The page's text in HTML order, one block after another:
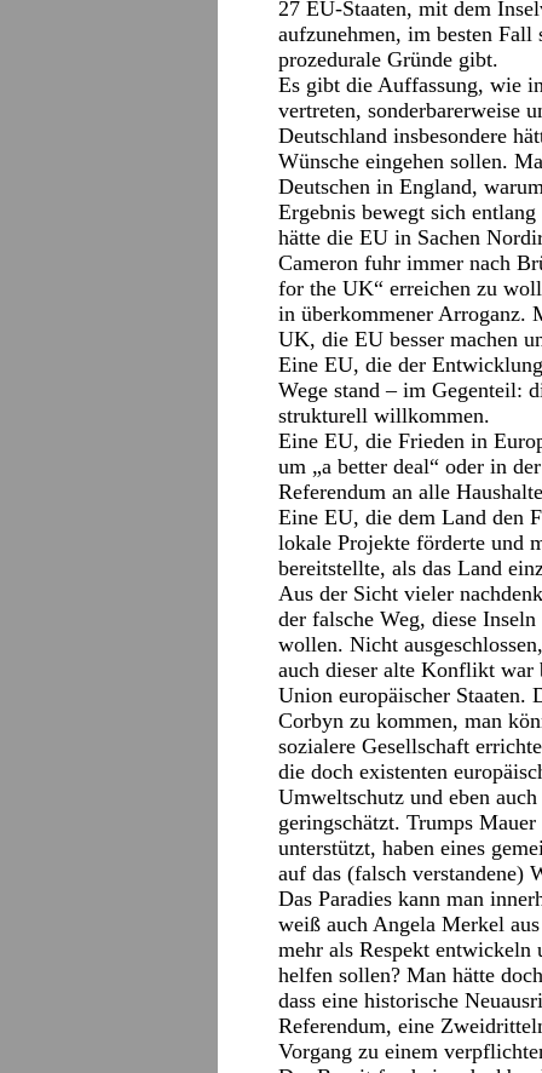
27 EU-Staaten, mit dem
aufzunehmen, im besten
prozedurale Gründe gibt.
Es gibt die Auffassung, wie
vertreten, sonderbarerweise
Deutschland insbesondere
Wünsche eingehen sollen.
Deutschen in England,
Ergebnis bewegt sich
hätte die EU in Sachen
Cameron fuhr immer nach
for the UK“ erreichen zu
in überkommener Arroganz.
UK, die EU besser machen
Eine EU, die der
Wege stand – im Gegenteil:
strukturell willkommen.
Eine EU, die Frieden in
um „a better deal“ oder in
Referendum an alle
Eine EU, die dem Land den
lokale Projekte förderte und
bereitstellte, als das Land
Aus der Sicht vieler
der falsche Weg, diese
wollen. Nicht
auch dieser alte Konflikt war
Union europäischer Staaten.
Corbyn zu kommen, man
sozialere Gesellschaft
die doch existenten
Umweltschutz und eben
geringschätzt. Trumps
unterstützt, haben eines
auf das (falsch verstandene)
Das Paradies kann man
weiß auch Angela Merkel
mehr als Respekt entwickeln
helfen sollen? Man hätte
dass eine historische
Referendum, eine
Vorgang zu einem